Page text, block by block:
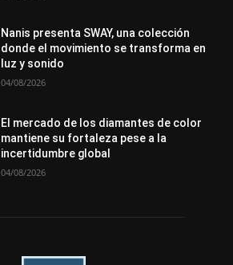
Nanis presenta SWAY, una colección
donde el movimiento se transforma en
luz y sonido
04/08/2026
El mercado de los diamantes de color
mantiene su fortaleza pese a la
incertidumbre global
04/08/2026